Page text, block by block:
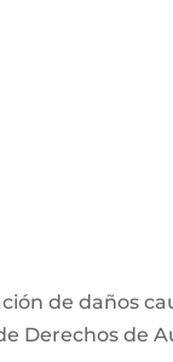
de daños
Derechos de